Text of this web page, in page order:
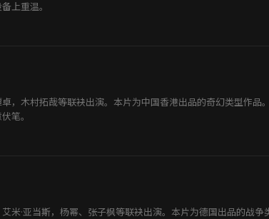
上重温。
，木村拓哉等联袂出演。本片为中国香港出品的奇幻类型作品
笔。
米·亚当斯，杨幂、张子枫等联袂出演。本片为德国出品的战争